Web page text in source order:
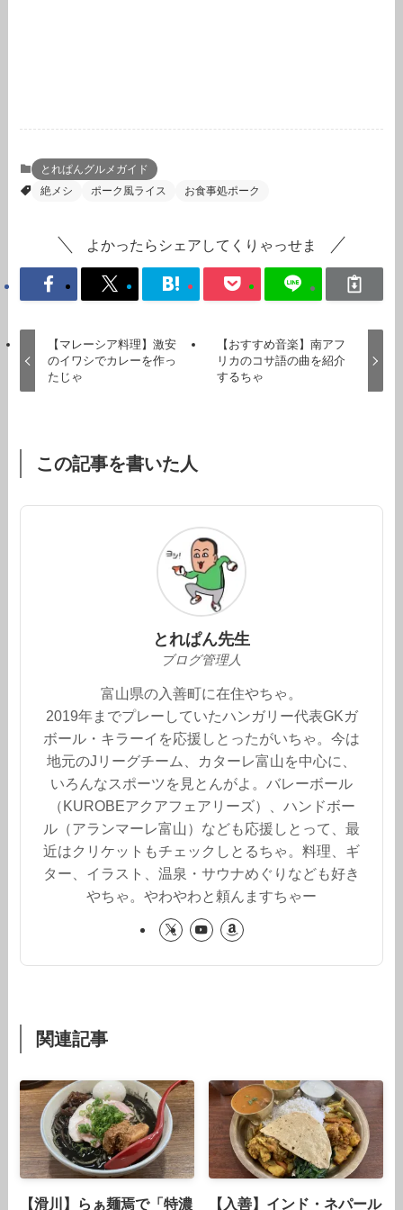
とれぱんグルメガイド
絶メシ
ポーク風ライス お食事処ポーク
よかったらシェアしてくりゃっせま
【マレーシア料理】激安
のイワシでカレーを作っ
たじゃ
【おすすめ音楽】南アフ
リカのコサ語の曲を紹介
するちゃ
この記事を書いた人
とれぱん先生
ブログ管理人
富山県の入善町に在住やちゃ。
2019年までプレーしていたハンガリー代表GKガ
ボール・キラーイを応援しとったがいちゃ。今は
地元のJリーグチーム、カターレ富山を中心に、
いろんなスポーツを見とんがよ。バレーボール
（KUROBEアクアフェアリーズ）、ハンドボー
ル（アランマーレ富山）なども応援しとって、最
近はクリケットもチェックしとるちゃ。料理、ギ
ター、イラスト、温泉・サウナめぐりなども好き
やちゃ。やわやわと頼んますちゃー
関連記事
【滑川】らぁ麺焉で「特濃 【入善】インド・ネパール